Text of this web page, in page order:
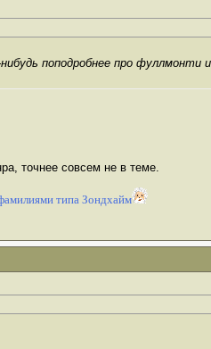
поподробнее про
точнее совсем не в теме.
типа Зондхайм